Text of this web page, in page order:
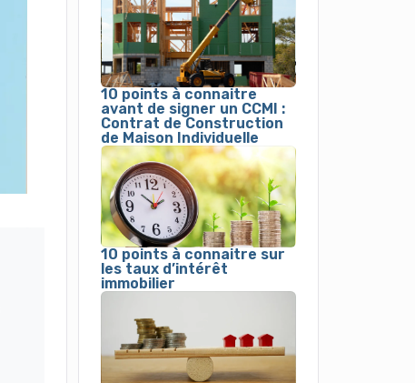
10 points à connaitre
avant de signer un CCMI :
Contrat de Construction
de Maison Individuelle
10 points à connaitre sur
les taux d’intérêt
immobilier